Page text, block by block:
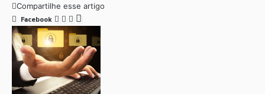
Compartilhe esse artigo
Facebook